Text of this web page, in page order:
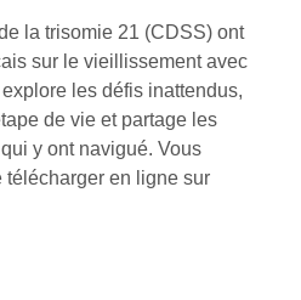
la trisomie 21 (CDSS) ont
sur le vieillissement avec
les défis inattendus,
de vie et partage les
y ont navigué. Vous
télécharger en ligne sur